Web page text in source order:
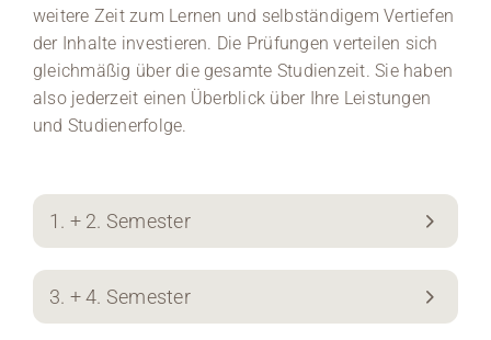
weitere Zeit zum Lernen und selbständigem Vertiefen
der Inhalte investieren. Die Prüfungen verteilen sich
gleichmäßig über die gesamte Studienzeit. Sie haben
also jederzeit einen Überblick über Ihre Leistungen
und Studienerfolge.
1. + 2. Semester
3. + 4. Semester